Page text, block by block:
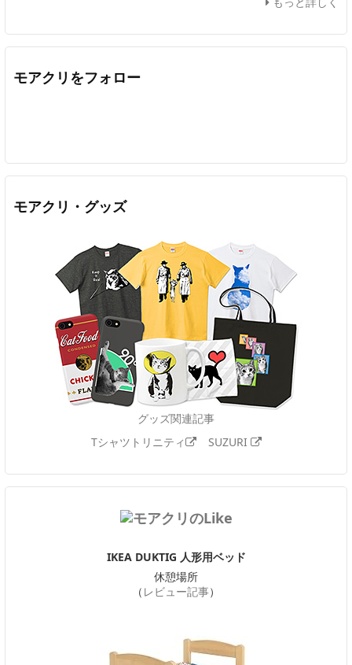
モアクリをフォロー
モアクリ・グッズ
グッズ関連記事
Tシャツトリニティ
SUZURI
IKEA DUKTIG 人形用ベッド
休憩場所
（ レビュー記事）